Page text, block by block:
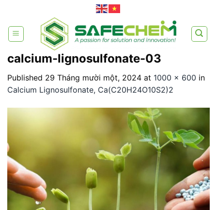
content
calcium-lignosulfonate-03
Published 29 Tháng mười một, 2024 at 1000 × 600 in
Calcium Lignosulfonate, Ca(C20H24O10S2)2